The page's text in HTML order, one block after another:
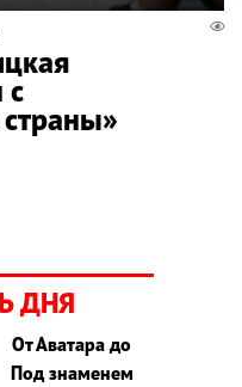
с
ДНЯ
От Аватара до
Под знаменем